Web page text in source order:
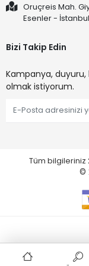
Oruçreis Mah.
Esenler - İstanbul
Bizi Takip Edin
Kampanya,
olmak istiyorum.
Tüm bilgileriniz
©